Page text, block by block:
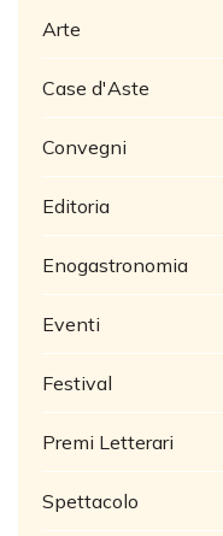
Arte
Case d'Aste
Convegni
Editoria
Enogastronomia
Eventi
Festival
Premi Letterari
Spettacolo